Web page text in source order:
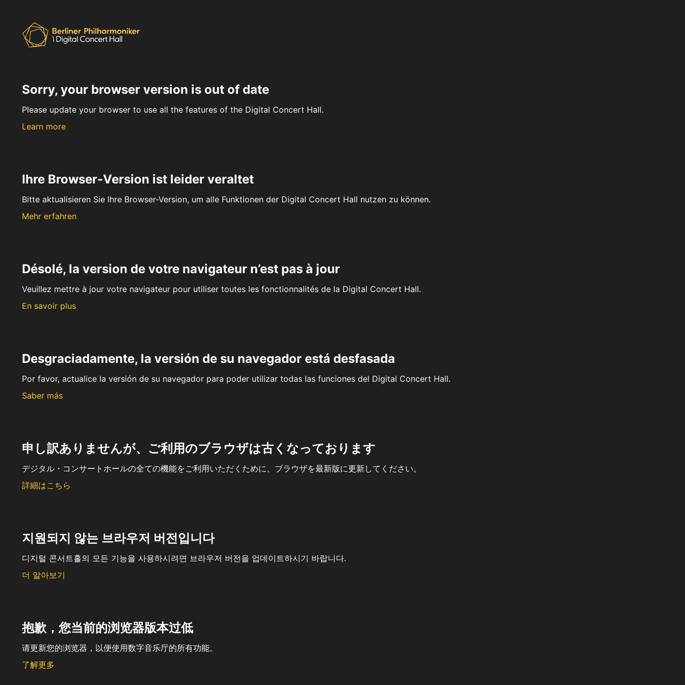
Sorry, your browser version is out of date
Please update your browser to use all the features of the Digital Concert Hall.
Learn more
Ihre Browser-Version ist leider veraltet
Bitte aktualisieren Sie Ihre Browser-Version, um alle Funktionen der Digital Concert Hall nutzen zu können.
Mehr erfahren
Désolé, la version de votre navigateur n’est pas à jour
Veuillez mettre à jour votre navigateur pour utiliser toutes les fonctionnalités de la Digital Concert Hall.
En savoir plus
Desgraciadamente, la versión de su navegador está desfasada
Por favor, actualice la versión de su navegador para poder utilizar todas las funciones del Digital Concert Hall.
Saber más
申し訳ありませんが、ご利用のブラウザは古くなっております
デジタル・コンサートホールの全ての機能をご利用いただくために、ブラウザを最新版に更新してください。
詳細はこちら
지원되지 않는 브라우저 버전입니다
디지털 콘서트홀의 모든 기능을 사용하시려면 브라우저 버전을 업데이트하시기 바랍니다.
더 알아보기
抱歉，您当前的浏览器版本过低
请更新您的浏览器，以便使用数字音乐厅的所有功能。
了解更多